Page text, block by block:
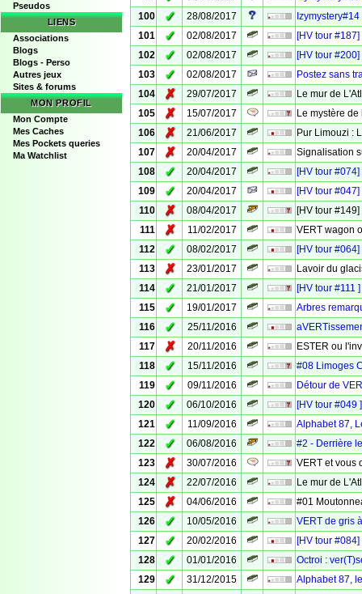
Pseudos
LIENS
Associations
Blogs
Blogs - Perso
Autres jeux
Sites & forums
MON PROFIL
Mon Compte
Mes Caches
Mes Pockets queries
Ma Watchlist
100
✓ 28/08/2017
101
✓ 02/08/2017
[HV tour
102
✓ 02/08/2017
[HV tour
103
✓ 02/08/2017
Postez sans
104
✗ 29/07/2017
Le mur de
105
✗ 15/07/2017
Le mystère
106
✗ 21/06/2017
Pur Limouzi :
107
✗ 20/04/2017
Signalisation
108
✓ 20/04/2017
[HV tour
109
✓ 20/04/2017
[HV tour
110
✗ 08/04/2017
[HV tour
111
✗ 11/02/2017
VERT wagon
112
✓ 08/02/2017
[HV tour
113
✗ 23/01/2017
Lavoir du
114
✓ 21/01/2017
[HV tour #111
115
✓ 19/01/2017
Arbres
116
✓ 25/11/2016
117
✗ 20/11/2016
ESTER ou
118
✓ 15/11/2016
#08 Limoges
119
✓ 09/11/2016
Détour de
120
✓ 06/10/2016
[HV tour #049
121
✓ 11/09/2016
Alphabet 87,
122
✓ 06/08/2016
#2 - Derrière
123
✗ 30/07/2016
VERT et vous
124
✗ 22/07/2016
Le mur de
125
✗ 04/06/2016
#01
126
✓ 10/05/2016
VERT de gris
127
✓ 20/02/2016
[HV tour
128
✓ 01/01/2016
Octroi :
129
✓ 31/12/2015
Alphabet 87,